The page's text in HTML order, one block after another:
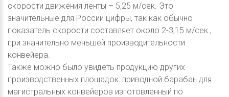
скорости движения ленты – 5,25 м/сек. Это
значительные для России цифры, так как обычно
показатель скорости составляет около 2-3,15 м/сек.,
при значительно меньшей производительности
конвейера.
Также можно было увидеть продукцию других
производственных площадок: приводной барабан для
магистральных конвейеров изготовленный по